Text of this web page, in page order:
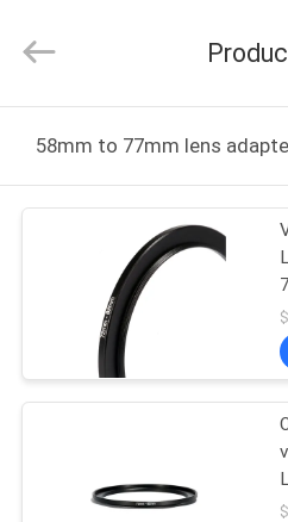
PRODUCTEN
ONGEVEER
FABRIEKSREIS
Shadow
Technology
Rights
58mm to 77mm lens